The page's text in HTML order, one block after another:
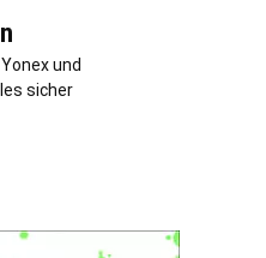
und
sicher